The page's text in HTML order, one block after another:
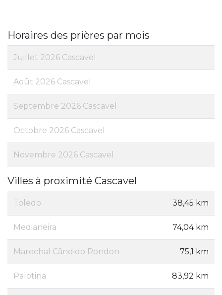
Horaires des prières par mois
Juillet 2026 Cascavel
Août 2026 Cascavel
Septembre 2026 Cascavel
Octobre 2026 Cascavel
Novembre 2026 Cascavel
Villes à proximité Cascavel
Toledo 38,45 km
Medianeira 74,04 km
Marechal Cândido Rondon 75,1 km
Palotina 83,92 km